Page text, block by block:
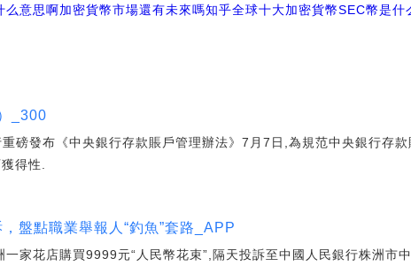
么意思啊加密貨幣市場還有未來嗎知乎全球十大加密貨幣SEC幣是什
_300
磅發布《中央銀行存款賬戶管理辦法》7月7日,為規范中央銀行存款
得性.
盤點職業舉報人“釣魚”套路_APP
家花店購買9999元“人民幣花束”,隔天投訴至中國人民銀行株洲市